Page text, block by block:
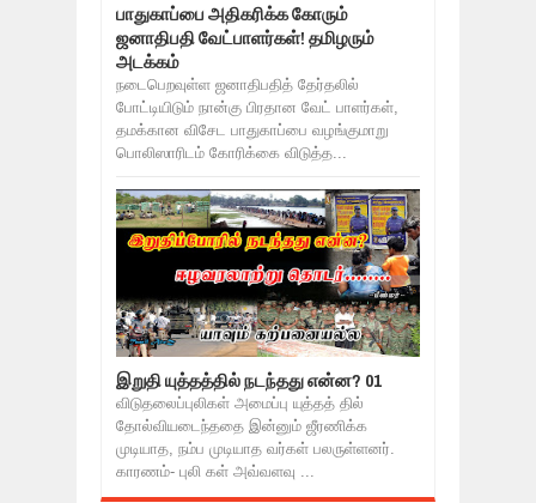
பாதுகாப்பை அதிகரிக்க கோரும்
ஜனாதிபதி வேட்பாளர்கள்! தமிழரும்
அடக்கம்
நடைபெறவுள்ள ஜனாதிபதித் தேர்தலில்
போட்டியிடும் நான்கு பிரதான வேட் பாளர்கள்,
தமக்கான விசேட பாதுகாப்பை வழங்குமாறு
பொலிஸாரிடம் கோரிக்கை விடுத்த...
இறுதி யுத்தத்தில் நடந்தது என்ன? 01
விடுதலைப்புலிகள் அமைப்பு யுத்தத் தில்
தோல்வியடைந்ததை இன்னும் ஜீரணிக்க
முடியாத, நம்ப முடியாத வர்கள் பலருள்ளனர்.
காரணம்- புலி கள் அவ்வளவு ...